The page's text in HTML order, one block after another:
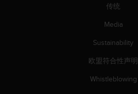
传统
Media
Sustainability
欧盟符合性声明
Whistleblowing